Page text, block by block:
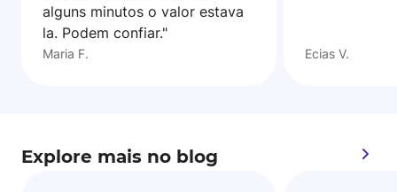
alguns minutos o valor estava
la. Podem confiar."
Maria F. Ecias V.
Explore mais no blog